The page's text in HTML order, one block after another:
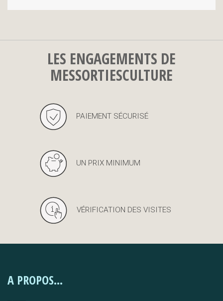
LES ENGAGEMENTS DE
MESSORTIESCULTURE
PAIEMENT SÉCURISÉ
UN PRIX MINIMUM
VÉRIFICATION DES VISITES
A PROPOS...